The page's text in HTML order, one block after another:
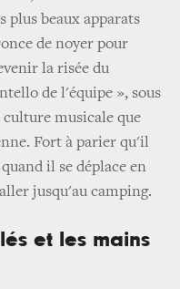
plus beaux apparats
de noyer pour
la risée du
de l'équipe », sous
musicale que
Fort à parier qu'il
il se déplace en
jusqu'au camping.
et les mains